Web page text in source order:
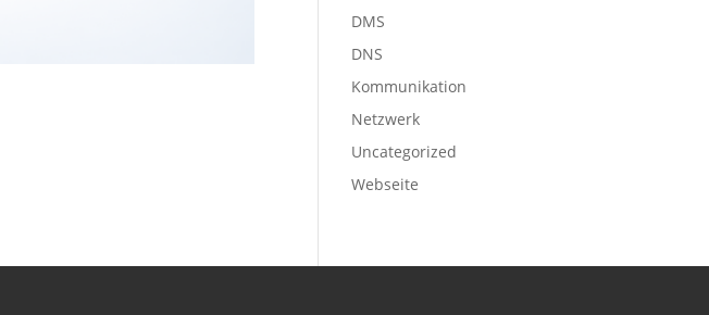
DMS
DNS
Kommunikation
Netzwerk
Uncategorized
Webseite